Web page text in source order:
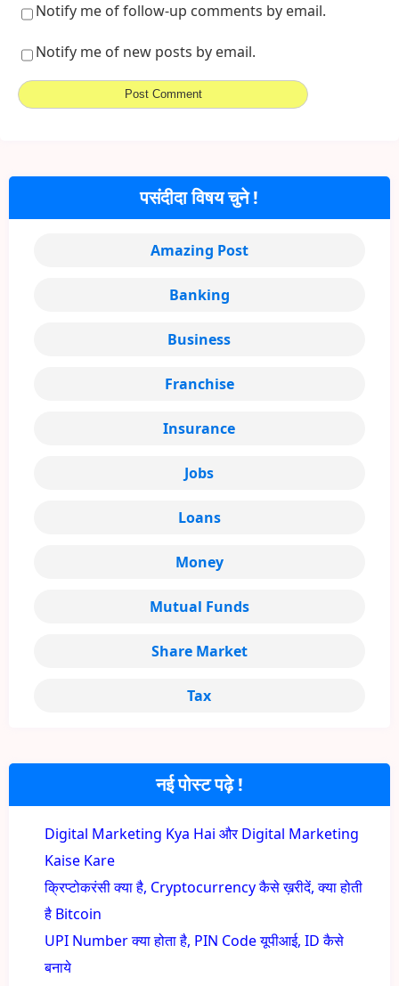
Notify me of follow-up comments by email.
Notify me of new posts by email.
नई पोस्ट पढ़े !
Digital Marketing Kya Hai और Digital Marketing
Kaise Kare
क्रिप्टोकरंसी क्या है, Cryptocurrency कैसे ख़रीदें, क्या होती
है Bitcoin
UPI Number क्या होता है, PIN Code यूपीआई, ID कैसे
बनाये
पसंदीदा विषय चुने !
Amazing Post
Banking
Business
Franchise
Insurance
Jobs
Loans
Money
Mutual Funds
Share Market
Tax